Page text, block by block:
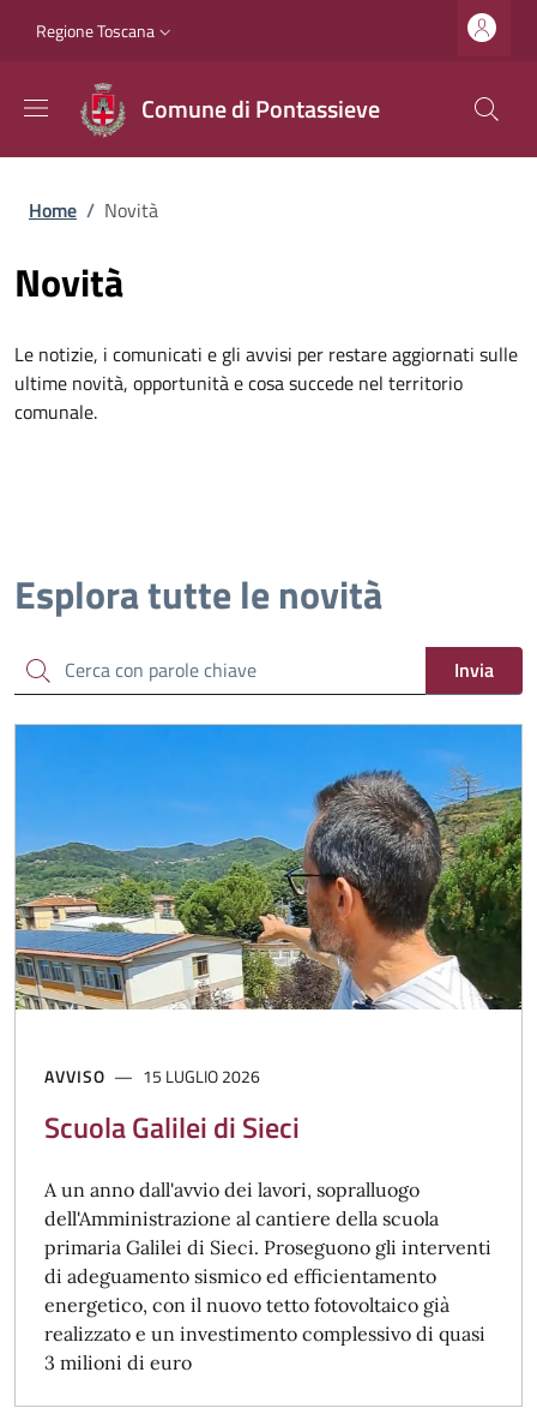
Slim top
Regione Toscana
Comune di Pontassieve
Briciole di pane
Home / Novità
Novità
Le notizie, i comunicati e gli avvisi per restare aggiornati sulle
ultime novità, opportunità e cosa succede nel territorio
comunale.
Esplora tutte le novità
Cerca Invia
AVVISO 15 LUGLIO 2026
Scuola Galilei di Sieci
A un anno dall'avvio dei lavori, sopralluogo
dell'Amministrazione al cantiere della scuola
primaria Galilei di Sieci. Proseguono gli interventi
di adeguamento sismico ed efficientamento
energetico, con il nuovo tetto fotovoltaico già
realizzato e un investimento complessivo di quasi
3 milioni di euro